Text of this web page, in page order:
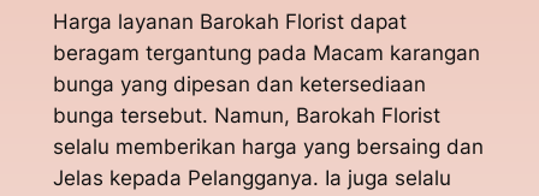
Harga layanan Barokah Florist dapat
beragam tergantung pada Macam karangan
bunga yang dipesan dan ketersediaan
bunga tersebut. Namun, Barokah Florist
selalu memberikan harga yang bersaing dan
Jelas kepada Pelangganya. Ia juga selalu